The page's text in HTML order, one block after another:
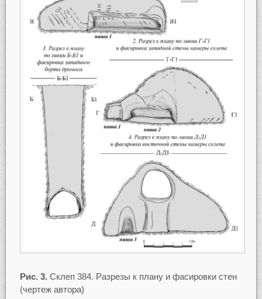
Рис. 3.Склеп 384. Разрезы к плану и фасировки стен
(чертеж автора)